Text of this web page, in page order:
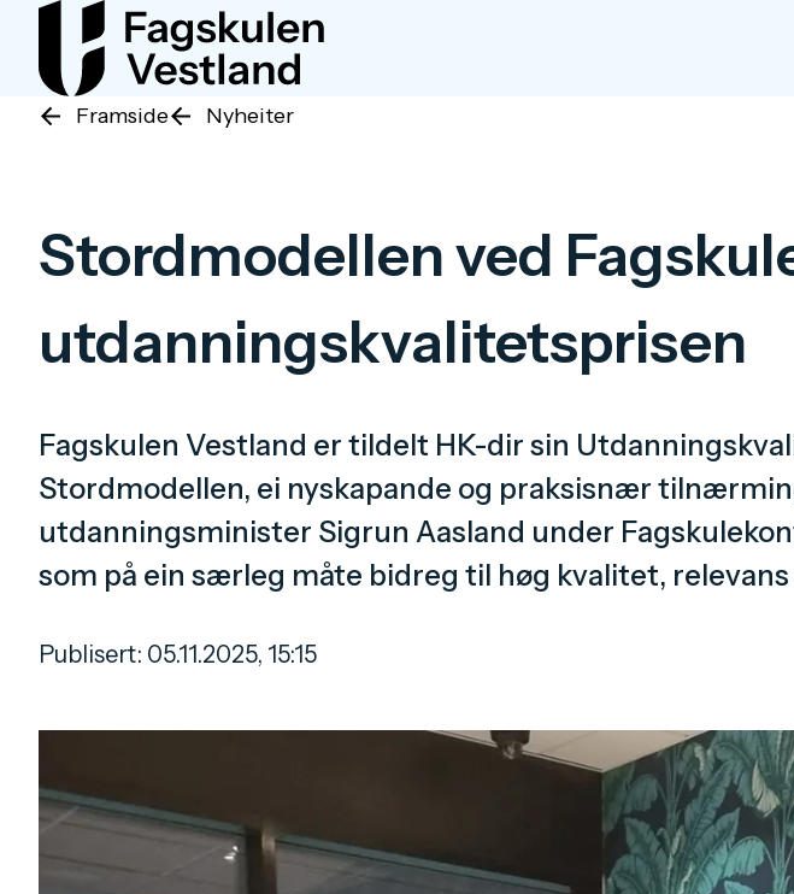
Framside Nyheiter
Stordmodellen ved
utdanningskvalitetsprisen
Fagskulen Vestland er tildelt HK-dir sin
Stordmodellen, ei nyskapande og praksisnær
utdanningsminister Sigrun Aasland under
som på ein særleg måte bidreg til høg kvalitet,
Publisert: 05.11.2025, 15:15